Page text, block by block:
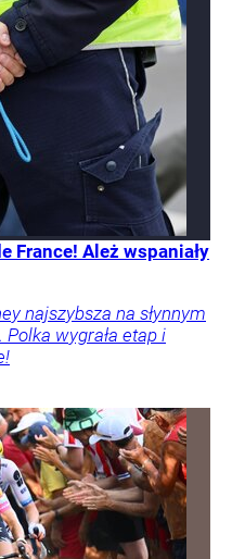
France! Ależ wspaniały
najszybsza na słynnym
wygrała etap i